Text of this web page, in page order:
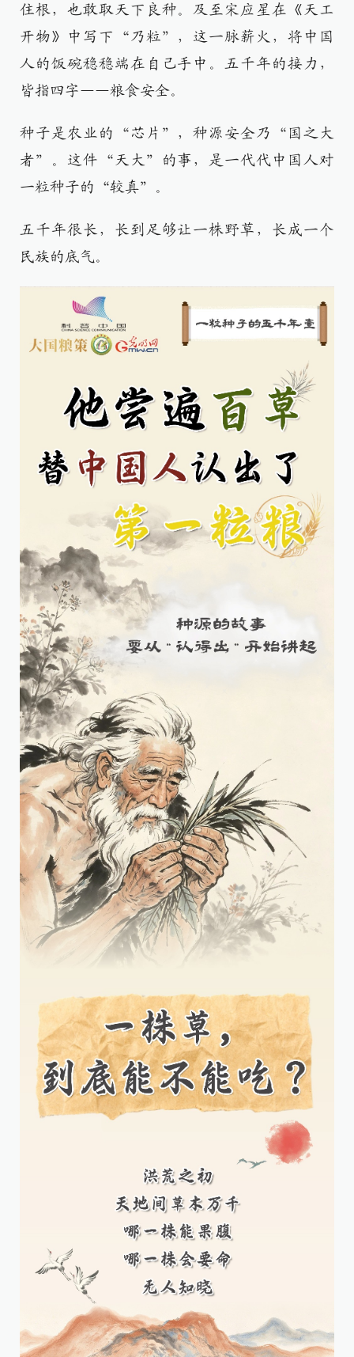
住根，也敢取天下良种。及至宋应星在《天工
开物》中写下“乃粒”，这一脉薪火，将中国
人的饭碗稳稳端在自己手中。五千年的接力，
皆指四字——粮食安全。
种子是农业的“芯片”，种源安全乃“国之大
者”。这件“天大”的事，是一代代中国人对
一粒种子的“较真”。
五千年很长，长到足够让一株野草，长成一个
民族的底气。